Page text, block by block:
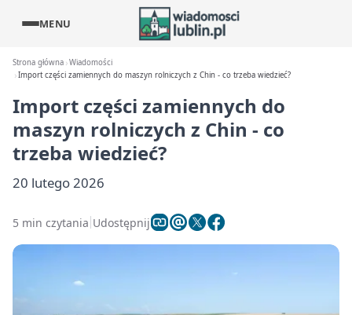
MENU
Strona główna Wiadomości
Import części zamiennych do maszyn rolniczych z Chin - co trzeba wiedzieć?
Import części zamiennych do
maszyn rolniczych z Chin - co
trzeba wiedzieć?
20 lutego 2026
5 min czytania Udostępnij